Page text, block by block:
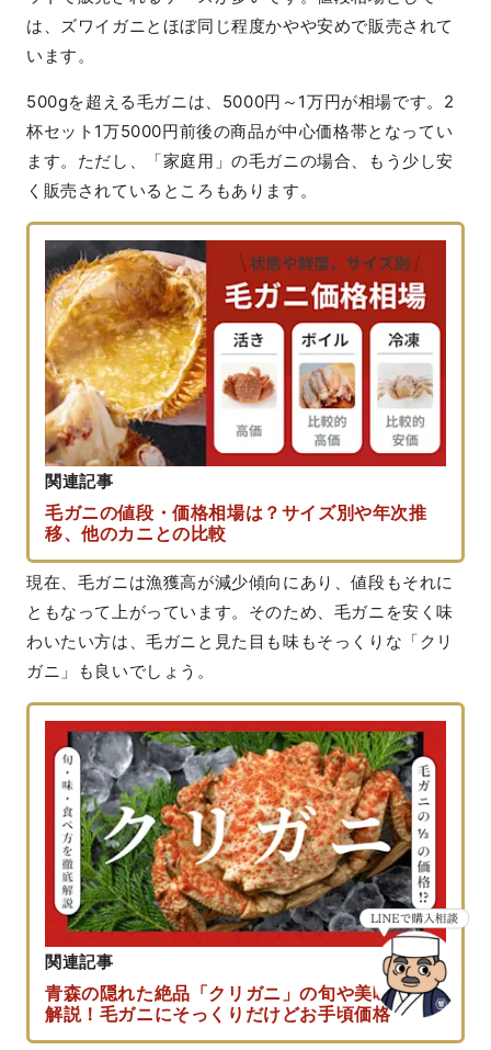
は、ズワイガニとほぼ同じ程度かやや安めで販売されて
います。
500gを超える毛ガニは、5000円～1万円が相場です。2
杯セット1万5000円前後の商品が中心価格帯となってい
ます。ただし、「家庭用」の毛ガニの場合、もう少し安
く販売されているところもあります。
関連記事
毛ガニの値段・価格相場は？サイズ別や年次推
移、他のカニとの比較
現在、毛ガニは漁獲高が減少傾向にあり、値段もそれに
ともなって上がっています。そのため、毛ガニを安く味
わいたい方は、毛ガニと見た目も味もそっくりな「クリ
ガニ」も良いでしょう。
関連記事
青森の隠れた絶品「クリガニ」の旬や美味しさを
解説！毛ガニにそっくりだけどお手頃価格